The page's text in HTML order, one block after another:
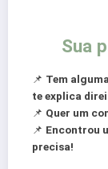
Sua
📌 Tem
te explica
📌 Quer um
📌 Encontrou
precisa!